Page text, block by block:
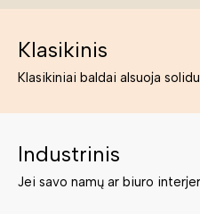
Klasikinis
Industrinis